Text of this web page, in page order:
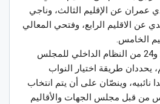
عن الإقليم الثالث، وناجي
عن الاقليم الرابع، وفتحي المعالي
الخامس.
يشار إلى أنّ الفصلين 23 و24 من النظام الداخلي للمجلس
يحددان طريقة اختيار النواب
نائبيه، وينصّان على أن يتم انتخاب
من قبل مجلس الجهات والأقاليم